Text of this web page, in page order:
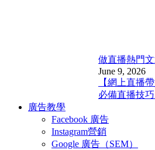
做直播熱門
June 9, 2026
【網上直播
必備直播技巧
廣告教學
Facebook 廣告
Instagram營銷
Google 廣告（SEM）